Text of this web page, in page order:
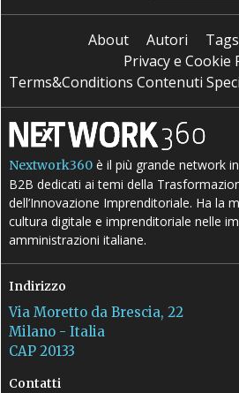
About Autori Tags
Privacy e Cookie
Terms&Conditions Contenuti
Nextwork360 è il più grande network
B2B dedicati ai temi della
dell’Innovazione Imprenditoriale. Ha la
cultura digitale e imprenditoriale nelle
amministrazioni italiane.
Indirizzo
Via Moretto da Brescia, 22
Milano - Italia
CAP 20133
Contatti